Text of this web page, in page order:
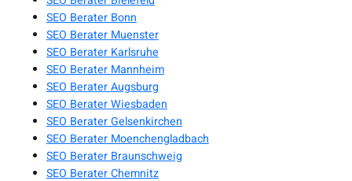
SEO Berater Bonn
SEO Berater Muenster
SEO Berater Karlsruhe
SEO Berater Mannheim
SEO Berater Augsburg
SEO Berater Wiesbaden
SEO Berater Gelsenkirchen
SEO Berater Moenchengladbach
SEO Berater Braunschweig
SEO Berater Chemnitz